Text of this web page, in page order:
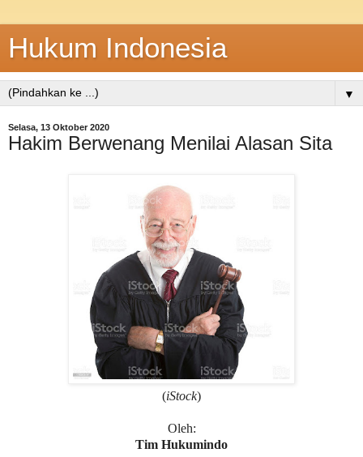
Hukum Indonesia
▼
Selasa, 13 Oktober 2020
Hakim Berwenang Menilai Alasan Sita
(iStock)
Oleh:
Tim Hukumindo